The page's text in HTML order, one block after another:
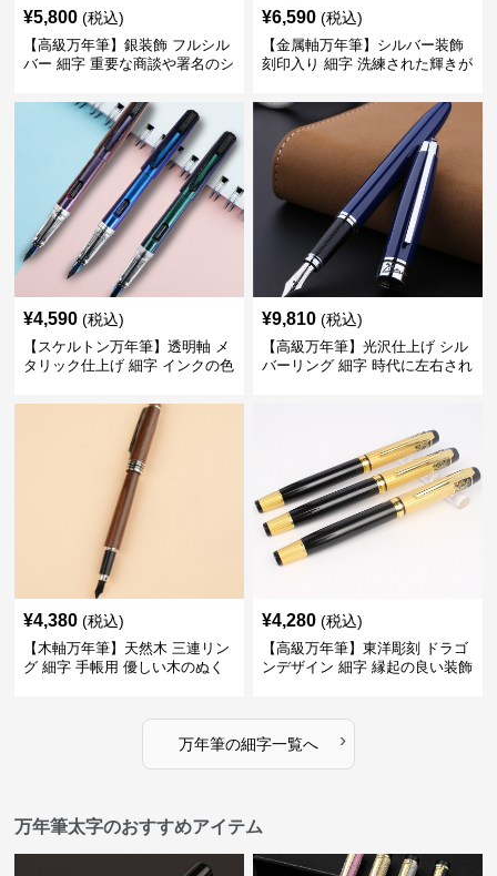
¥5,800 (税込)
【高級万年筆】銀装飾 フルシル
バー 細字 重要な商談や署名のシ
てくれる
¥6,590 (税込)
【金属軸万年筆】シルバー装飾
刻印入り 細字 洗練された輝きが
¥4,590 (税込)
【スケルトン万年筆】透明軸 メ
タリック仕上げ 細字 インクの色
する
¥9,810 (税込)
【高級万年筆】光沢仕上げ シル
バーリング 細字 時代に左右され
¥4,380 (税込)
【木軸万年筆】天然木 三連リン
グ 細字 手帳用 優しい木のぬく
¥4,280 (税込)
【高級万年筆】東洋彫刻 ドラゴ
ンデザイン 細字 縁起の良い装飾
万年筆の細字一覧へ ›
万年筆太字のおすすめアイテム